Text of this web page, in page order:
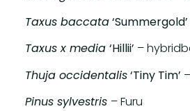
Taxus baccata‘Summergold’
Taxus x media ‘Hillii’ –
Thuja occidentalis‘Tiny Tim’
Pinus sylvestris – Furu